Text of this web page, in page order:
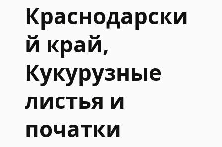
Краснодарски
й край,
Кукурузные
листья и
початки